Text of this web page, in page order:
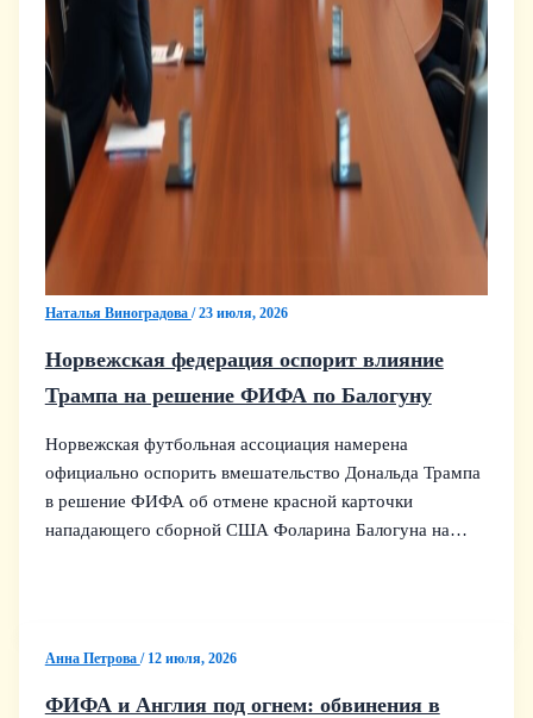
Наталья Виноградова /23 июля, 2026
Норвежская федерация оспорит влияние
Трампа на решение ФИФА по Балогуну
Норвежская футбольная ассоциация намерена
официально оспорить вмешательство Дональда Трампа
в решение ФИФА об отмене красной карточки
нападающего сборной США Фоларина Балогуна на…
Анна Петрова / 12 июля, 2026
ФИФА и Англия под огнем: обвинения в